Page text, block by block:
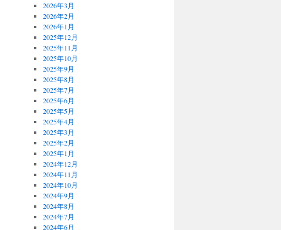
2026年3月
2026年2月
2026年1月
2025年12月
2025年11月
2025年10月
2025年9月
2025年8月
2025年7月
2025年6月
2025年5月
2025年4月
2025年3月
2025年2月
2025年1月
2024年12月
2024年11月
2024年10月
2024年9月
2024年8月
2024年7月
2024年6月